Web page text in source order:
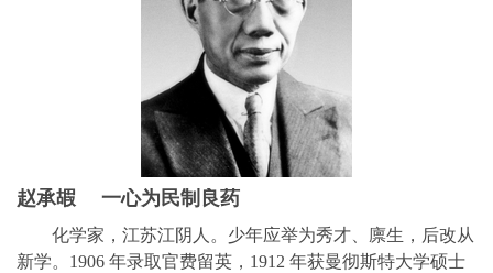
赵承嘏 一心为民制良药
化学家，江苏江阴人。少年应举为秀才、廪生，后改从
新学。1906 年录取官费留英，1912 年获曼彻斯特大学硕士